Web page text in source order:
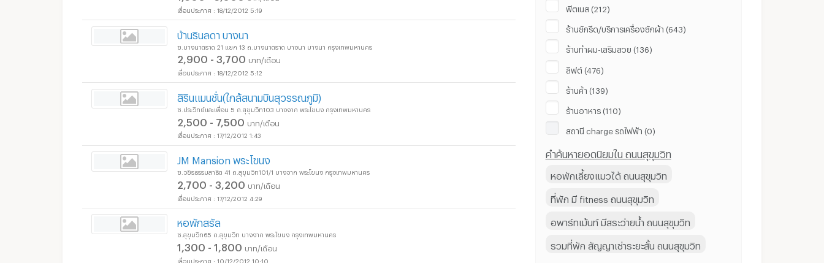
18/12/2012 5:19
บ้านรินลดา บางนา
ซ.บางนาตราด 21 แยก 13 ถ.บางนาตราด บางนา บางนา กรุงเทพมหานคร
2,900 - 3,700 บาท/เดือน
18/12/2012 5:12
สิรินแมนชั่น(ใกล้สนามบินสุวรรณภูมิ)
ซ.ประวิทย์และเพื่อน 5 ถ.สุขุมวิท103 บางจาก พระโขนง กรุงเทพมหานคร
2,500 - 7,500 บาท/เดือน
17/12/2012 1:43
JM Mansion พระโขนง
ซ.วชิรธรรมสาธิต 41 ถ.สุขุมวิท101/1 บางจาก พระโขนง กรุงเทพมหานคร
2,700 - 3,200 บาท/เดือน
17/12/2012 4:29
หอพักสรัล
ซ.สุขุมวิท65 ถ.สุขุมวิท บางจาก พระโขนง กรุงเทพมหานคร
1,300 - 1,800 บาท/เดือน
10/12/2012 10:10
ฟิตเนส (212)
ร้านซักรีด/บริการเครื่องซักผ้า (643)
ร้านทำผม-เสริมสวย (136)
ลิฟต์ (476)
ร้านค้า (139)
ร้านอาหาร (110)
สถานี ​charge รถไฟฟ้า (0)
คำค้นหายอดนิยมใน ถนนสุขุมวิท
หอพักเลี้ยงแมวได้ ถนนสุขุมวิท
ที่พัก มี fitness ถนนสุขุมวิท
อพาร์ทเม้นท์ มีสระว่ายน้ำ ถนนสุขุมวิท
รวมที่พัก สัญญาเช่าระยะสั้น ถนนสุขุมวิท